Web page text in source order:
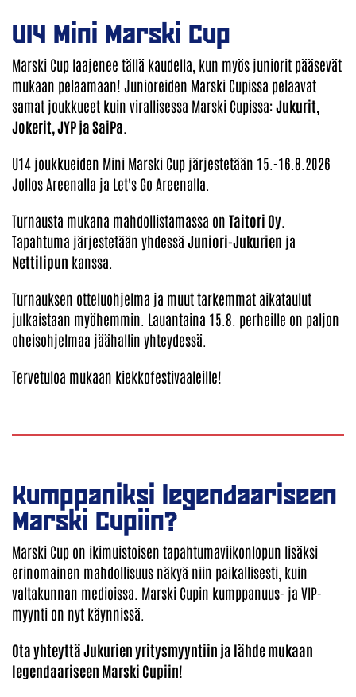
U14 Mini Marski Cup
Marski Cup laajenee tällä kaudella, kun myös juniorit pääsevät
mukaan pelaamaan! Junioreiden Marski Cupissa pelaavat
samat joukkueet kuin virallisessa Marski Cupissa:Jukurit,
Jokerit, JYP ja SaiPa
U14 joukkueiden Mini Marski Cup järjestetään 15.-16.8.2026
Jollos Areenalla ja Let's Go Areenalla.
Turnausta mukana mahdollistamassa on Taitori Oy
Tapahtuma järjestetään yhdessäJuniori-Jukurien ja
Nettilipun kanssa.
Turnauksen otteluohjelma ja muut tarkemmat aikataulut
julkaistaan myöhemmin. Lauantaina 15.8. perheille on paljon
oheisohjelmaa jäähallin yhteydessä.
Tervetuloa mukaan kiekkofestivaaleille!
Kumppaniksi legendaariseen
Marski Cupiin?
Marski Cup on ikimuistoisen tapahtumaviikonlopun lisäksi
erinomainen mahdollisuus näkyä niin paikallisesti, kuin
valtakunnan medioissa. Marski Cupin kumppanuus- ja VIP-
myynti on nyt käynnissä.
Ota yhteyttä Jukurien yritysmyyntiin ja lähde mukaan
legendaariseen Marski Cupiin!